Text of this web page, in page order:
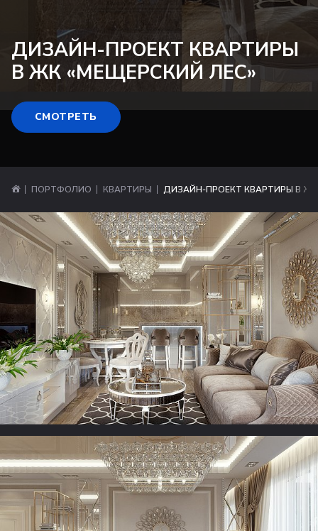
ДИЗАЙН-ПРОЕКТ КВАРТИРЫ
В ЖК «МЕЩЕРСКИЙ ЛЕС»
СМОТРЕТЬ
ПОРТФОЛИО КВАРТИРЫ ДИЗАЙН-ПРОЕКТ КВАРТИРЫ В ЖК